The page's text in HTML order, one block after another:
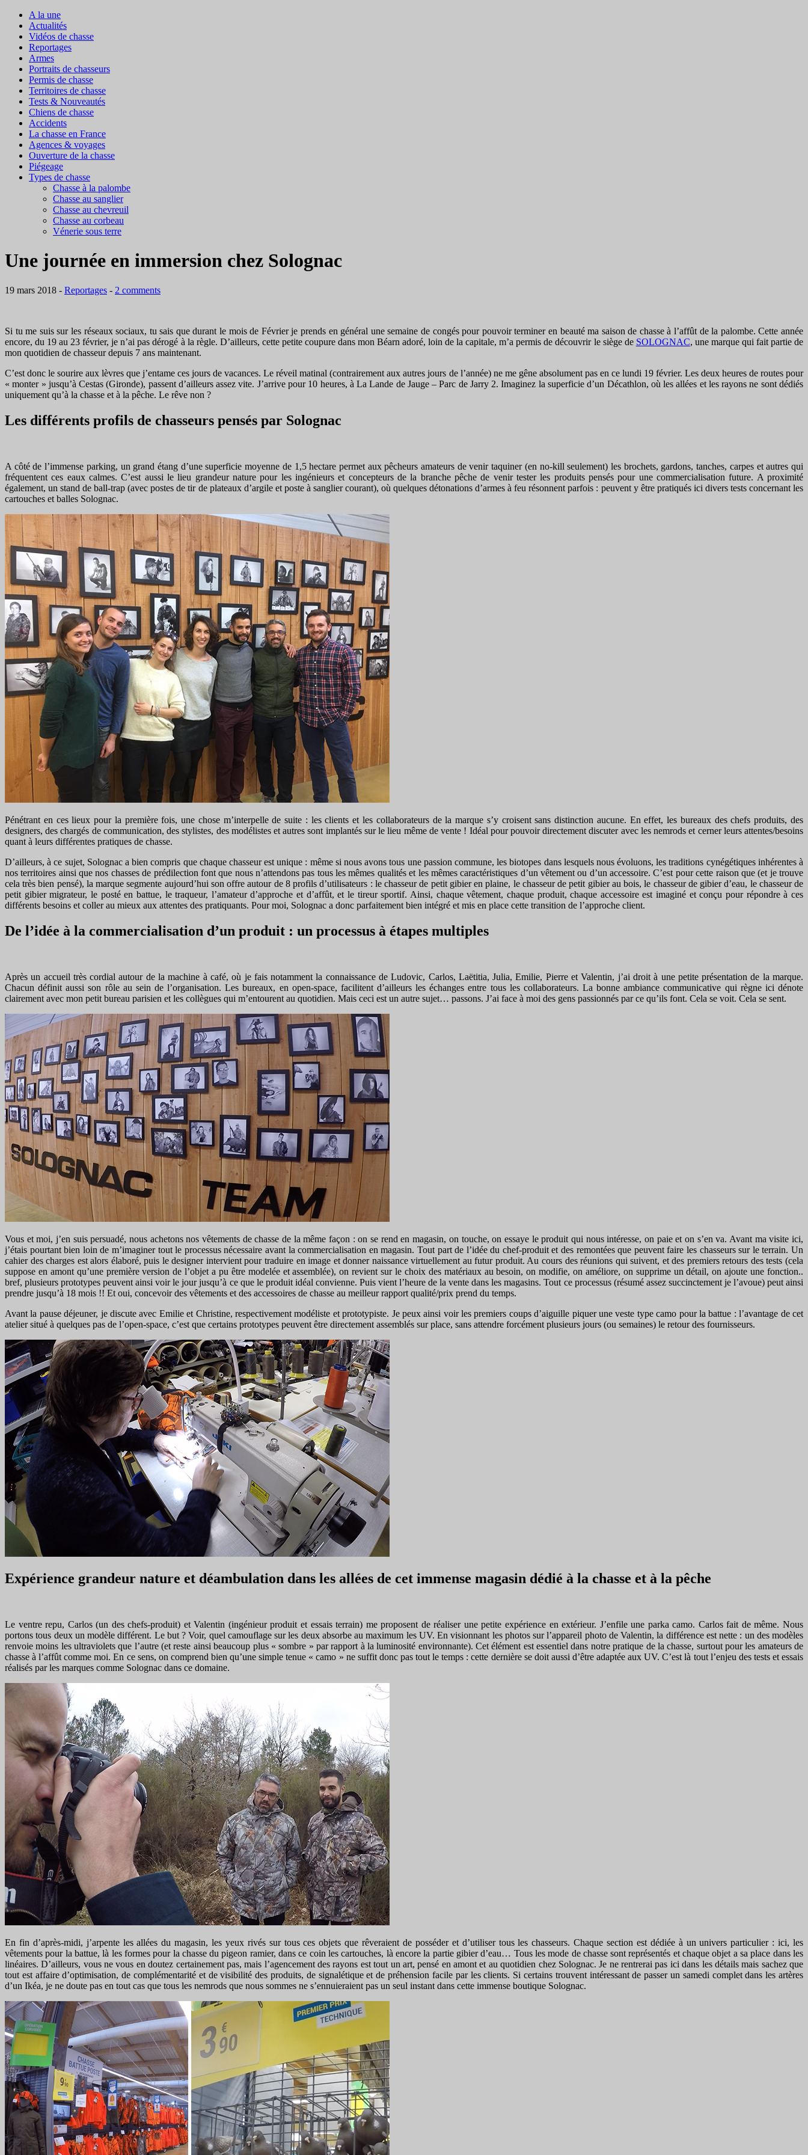
A la une
Actualités
Vidéos de chasse
Reportages
Armes
Portraits de chasseurs
Permis de chasse
Territoires de chasse
Tests & Nouveautés
Chiens de chasse
Accidents
La chasse en France
Agences & voyages
Ouverture de la chasse
Piégeage
Types de chasse
Chasse à la palombe
Chasse au sanglier
Chasse au chevreuil
Chasse au corbeau
Vénerie sous terre
Une journée en immersion chez Solognac
19 mars 2018 - Reportages - 2 comments
Si tu me suis sur les réseaux sociaux, tu sais que durant le mois de Février je prends en général une semaine de congés pour pouvoir terminer en beauté ma saison de chasse à l’affût de la palombe. Cette année
encore, du 19 au 23 février, je n’ai pas dérogé à la règle. D’ailleurs, cette petite coupure dans mon Béarn adoré, loin de la capitale, m’a permis de découvrir le siège de SOLOGNAC, une marque qui fait partie de
mon quotidien de chasseur depuis 7 ans maintenant.
C’est donc le sourire aux lèvres que j’entame ces jours de vacances. Le réveil matinal (contrairement aux autres jours de l’année) ne me gêne absolument pas en ce lundi 19 février. Les deux heures de routes pour
« monter » jusqu’à Cestas (Gironde), passent d’ailleurs assez vite. J’arrive pour 10 heures, à La Lande de Jauge – Parc de Jarry 2. Imaginez la superficie d’un Décathlon, où les allées et les rayons ne sont dédiés
uniquement qu’à la chasse et à la pêche. Le rêve non ?
Les différents profils de chasseurs pensés par Solognac
A côté de l’immense parking, un grand étang d’une superficie moyenne de 1,5 hectare permet aux pêcheurs amateurs de venir taquiner (en no-kill seulement) les brochets, gardons, tanches, carpes et autres qui
fréquentent ces eaux calmes. C’est aussi le lieu grandeur nature pour les ingénieurs et concepteurs de la branche pêche de venir tester les produits pensés pour une commercialisation future. A proximité
également, un stand de ball-trap (avec postes de tir de plateaux d’argile et poste à sanglier courant), où quelques détonations d’armes à feu résonnent parfois : peuvent y être pratiqués ici divers tests concernant les
cartouches et balles Solognac.
Pénétrant en ces lieux pour la première fois, une chose m’interpelle de suite : les clients et les collaborateurs de la marque s’y croisent sans distinction aucune. En effet, les bureaux des chefs produits, des
designers, des chargés de communication, des stylistes, des modélistes et autres sont implantés sur le lieu même de vente ! Idéal pour pouvoir directement discuter avec les nemrods et cerner leurs attentes/besoins
quant à leurs différentes pratiques de chasse.
D’ailleurs, à ce sujet, Solognac a bien compris que chaque chasseur est unique : même si nous avons tous une passion commune, les biotopes dans lesquels nous évoluons, les traditions cynégétiques inhérentes à
nos territoires ainsi que nos chasses de prédilection font que nous n’attendons pas tous les mêmes qualités et les mêmes caractéristiques d’un vêtement ou d’un accessoire. C’est pour cette raison que (et je trouve
cela très bien pensé), la marque segmente aujourd’hui son offre autour de 8 profils d’utilisateurs : le chasseur de petit gibier en plaine, le chasseur de petit gibier au bois, le chasseur de gibier d’eau, le chasseur de
petit gibier migrateur, le posté en battue, le traqueur, l’amateur d’approche et d’affût, et le tireur sportif. Ainsi, chaque vêtement, chaque produit, chaque accessoire est imaginé et conçu pour répondre à ces
différents besoins et coller au mieux aux attentes des pratiquants. Pour moi, Solognac a donc parfaitement bien intégré et mis en place cette transition de l’approche client.
De l’idée à la commercialisation d’un produit : un processus à étapes multiples
Après un accueil très cordial autour de la machine à café, où je fais notamment la connaissance de Ludovic, Carlos, Laëtitia, Julia, Emilie, Pierre et Valentin, j’ai droit à une petite présentation de la marque.
Chacun définit aussi son rôle au sein de l’organisation. Les bureaux, en open-space, facilitent d’ailleurs les échanges entre tous les collaborateurs. La bonne ambiance communicative qui règne ici dénote
clairement avec mon petit bureau parisien et les collègues qui m’entourent au quotidien. Mais ceci est un autre sujet… passons. J’ai face à moi des gens passionnés par ce qu’ils font. Cela se voit. Cela se sent.
Vous et moi, j’en suis persuadé, nous achetons nos vêtements de chasse de la même façon : on se rend en magasin, on touche, on essaye le produit qui nous intéresse, on paie et on s’en va. Avant ma visite ici,
j’étais pourtant bien loin de m’imaginer tout le processus nécessaire avant la commercialisation en magasin. Tout part de l’idée du chef-produit et des remontées que peuvent faire les chasseurs sur le terrain. Un
cahier des charges est alors élaboré, puis le designer intervient pour traduire en image et donner naissance virtuellement au futur produit. Au cours des réunions qui suivent, et des premiers retours des tests (cela
suppose en amont qu’une première version de l’objet a pu être modelée et assemblée), on revient sur le choix des matériaux au besoin, on modifie, on améliore, on supprime un détail, on ajoute une fonction..
bref, plusieurs prototypes peuvent ainsi voir le jour jusqu’à ce que le produit idéal convienne. Puis vient l’heure de la vente dans les magasins. Tout ce processus (résumé assez succinctement je l’avoue) peut ainsi
prendre jusqu’à 18 mois !! Et oui, concevoir des vêtements et des accessoires de chasse au meilleur rapport qualité/prix prend du temps.
Avant la pause déjeuner, je discute avec Emilie et Christine, respectivement modéliste et prototypiste. Je peux ainsi voir les premiers coups d’aiguille piquer une veste type camo pour la battue : l’avantage de cet
atelier situé à quelques pas de l’open-space, c’est que certains prototypes peuvent être directement assemblés sur place, sans attendre forcément plusieurs jours (ou semaines) le retour des fournisseurs.
Expérience grandeur nature et déambulation dans les allées de cet immense magasin dédié à la chasse et à la pêche
Le ventre repu, Carlos (un des chefs-produit) et Valentin (ingénieur produit et essais terrain) me proposent de réaliser une petite expérience en extérieur. J’enfile une parka camo. Carlos fait de même. Nous
portons tous deux un modèle différent. Le but ? Voir, quel camouflage sur les deux absorbe au maximum les UV. En visionnant les photos sur l’appareil photo de Valentin, la différence est nette : un des modèles
renvoie moins les ultraviolets que l’autre (et reste ainsi beaucoup plus « sombre » par rapport à la luminosité environnante). Cet élément est essentiel dans notre pratique de la chasse, surtout pour les amateurs de
chasse à l’affût comme moi. En ce sens, on comprend bien qu’une simple tenue « camo » ne suffit donc pas tout le temps : cette dernière se doit aussi d’être adaptée aux UV. C’est là tout l’enjeu des tests et essais
réalisés par les marques comme Solognac dans ce domaine.
En fin d’après-midi, j’arpente les allées du magasin, les yeux rivés sur tous ces objets que rêveraient de posséder et d’utiliser tous les chasseurs. Chaque section est dédiée à un univers particulier : ici, les
vêtements pour la battue, là les formes pour la chasse du pigeon ramier, dans ce coin les cartouches, là encore la partie gibier d’eau… Tous les mode de chasse sont représentés et chaque objet a sa place dans les
linéaires. D’ailleurs, vous ne vous en doutez certainement pas, mais l’agencement des rayons est tout un art, pensé en amont et au quotidien chez Solognac. Je ne rentrerai pas ici dans les détails mais sachez que
tout est affaire d’optimisation, de complémentarité et de visibilité des produits, de signalétique et de préhension facile par les clients. Si certains trouvent intéressant de passer un samedi complet dans les artères
d’un Ikéa, je ne doute pas en tout cas que tous les nemrods que nous sommes ne s’ennuieraient pas un seul instant dans cette immense boutique Solognac.